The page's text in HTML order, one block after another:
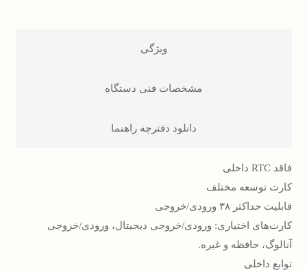
ویژگی
مشخصات فنی دستگاه
دانلود دفترچه راهنما
فاقد RTC داخلی
کارت توسعه مختلف
قابلیت حداکثر ۳۸ ورودی/خروجی
کارت‌های اختیاری: ورودی/خروجی دیجیتال، ورودی/خروجی
آنالوگ، حافظه و غیره.
توابع داخلی